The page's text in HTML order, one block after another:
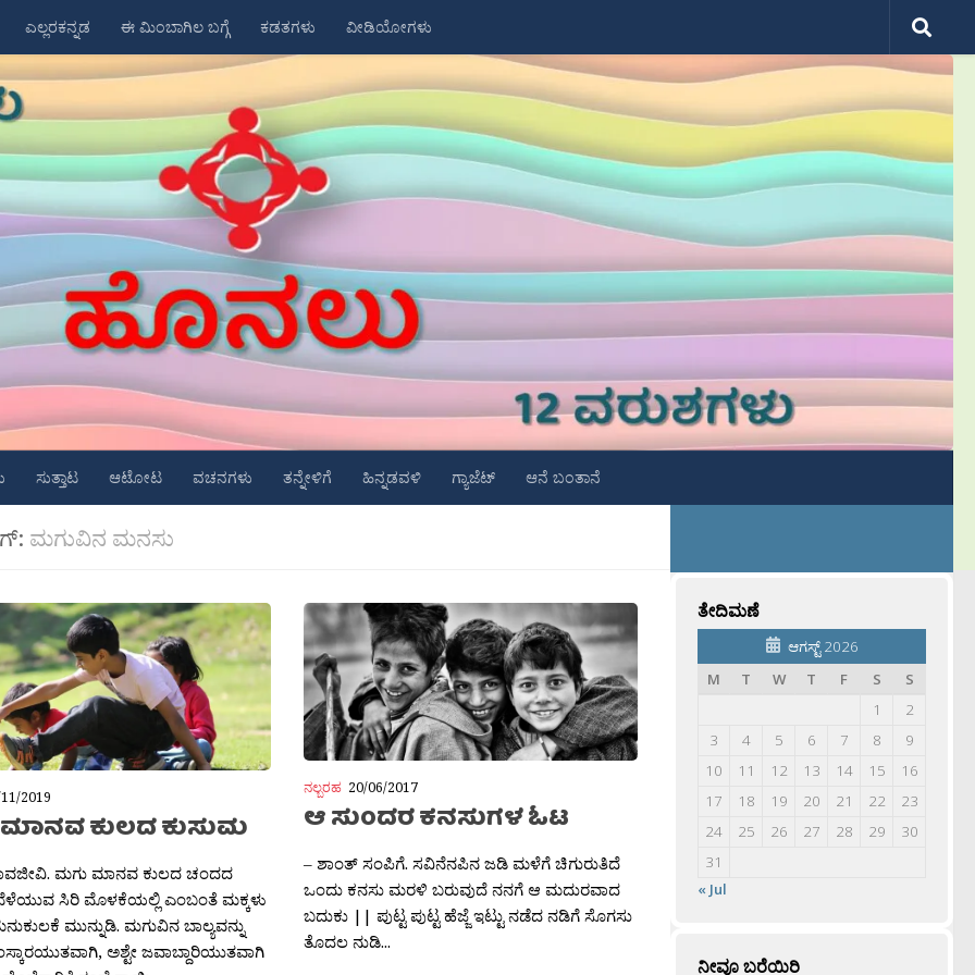
ಎಲ್ಲರಕನ್ನಡ ಈ ಮಿಂಬಾಗಿಲ ಬಗ್ಗೆ ಕಡತಗಳು ವೀಡಿಯೋಗಳು
ಸುತ್ತಾಟ ಆಟೋಟ ವಚನಗಳು ತನ್ನೇಳಿಗೆ ಹಿನ್ನಡವಳಿ ಗ್ಯಾಜೆಟ್ ಆನೆ ಬಂತಾನೆ
ಮಗುವಿನ ಮನಸು
2019
ಕುಲದ ಕುಸುಮ
ಮಗು ಮಾನವ ಕುಲದ ಚಂದದ
ಬೆಳೆಯುವ ಸಿರಿ ಮೊಳಕೆಯಲ್ಲಿ ಎಂಬಂತೆ ಮಕ್ಕಳು
ಮುನ್ನುಡಿ. ಮಗುವಿನ ಬಾಲ್ಯವನ್ನು
ಅಶ್ಟೇ ಜವಾಬ್ದಾರಿಯುತವಾಗಿ
ನಲ್ಬರಹ 20/06/2017
ಆ ಸುಂದರ ಕನಸುಗಳ ಓಟ
– ಶಾಂತ್ ಸಂಪಿಗೆ. ಸವಿನೆನಪಿನ ಜಡಿ ಮಳೆಗೆ ಚಿಗುರುತಿದೆ
ಒಂದು ಕನಸು ಮರಳಿ ಬರುವುದೆ ನನಗೆ ಆ ಮದುರವಾದ
ಬದುಕು || ಪುಟ್ಟ ಪುಟ್ಟ ಹೆಜ್ಜೆ ಇಟ್ಟು ನಡೆದ ನಡಿಗೆ ಸೊಗಸು
ತೊದಲ ನುಡಿ...
ತೇದಿಮಣೆ
ಆಗಸ್ಟ್ 2026
M
T W T F S
S
1
2
3
4 5 6 7 8
9
10
11 12 13 14 15
16
17
18 19 20 21 22
23
24
25 26 27 28 29
30
31
« Jul
ನೀವೂ ಬರೆಯಿರಿ